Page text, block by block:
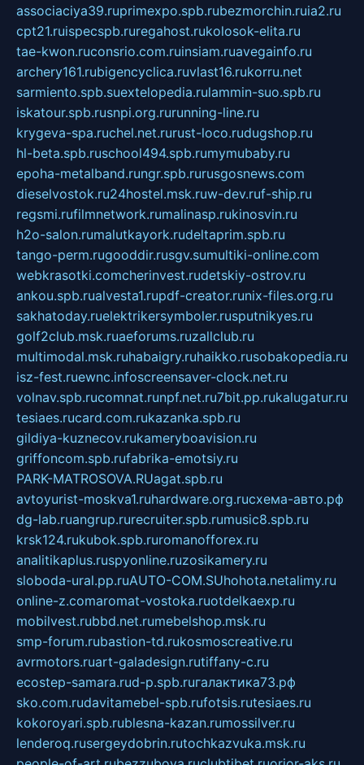
associaciya39.ruprimexpo.spb.rubezmorchin.ruia2.ru
cpt21.ruispecspb.ruregahost.rukolosok-elita.ru
tae-kwon.ruconsrio.com.ruinsiam.ruavegainfo.ru
archery161.rubigencyclica.ruvlast16.rukorru.net
sarmiento.spb.suextelopedia.rulammin-suo.spb.ru
iskatour.spb.rusnpi.org.rurunning-line.ru
krygeva-spa.ruchel.net.rurust-loco.rudugshop.ru
hl-beta.spb.ruschool494.spb.rumymubaby.ru
epoha-metalband.rungr.spb.rurusgosnews.com
dieselvostok.ru24hostel.msk.ruw-dev.ruf-ship.ru
regsmi.rufilmnetwork.rumalinasp.rukinosvin.ru
h2o-salon.rumalutkayork.rudeltaprim.spb.ru
tango-perm.rugooddir.rusgv.sumultiki-online.com
webkrasotki.comcherinvest.rudetskiy-ostrov.ru
ankou.spb.rualvesta1.rupdf-creator.runix-files.org.ru
sakhatoday.ruelektrikersymboler.rusputnikyes.ru
golf2club.msk.ruaeforums.ruzallclub.ru
multimodal.msk.ruhabaigry.ruhaikko.rusobakopedia.ru
isz-fest.ruewnc.infoscreensaver-clock.net.ru
volnav.spb.rucomnat.runpf.net.ru7bit.pp.rukalugatur.ru
tesiaes.rucard.com.rukazanka.spb.ru
gildiya-kuznecov.rukameryboavision.ru
griffoncom.spb.rufabrika-emotsiy.ru
PARK-MATROSOVA.RUagat.spb.ru
avtoyurist-moskva1.ruhardware.org.ruсхема-авто.рф
dg-lab.ruangrup.rurecruiter.spb.rumusic8.spb.ru
krsk124.rukubok.spb.ruromanofforex.ru
analitikaplus.ruspyonline.ruzosikamery.ru
sloboda-ural.pp.ruAUTO-COM.SUhohota.netalimy.ru
online-z.comaromat-vostoka.ruotdelkaexp.ru
mobilvest.rubbd.net.rumebelshop.msk.ru
smp-forum.rubastion-td.rukosmoscreative.ru
avrmotors.ruart-galadesign.rutiffany-c.ru
ecostep-samara.rud-p.spb.ruгалактика73.рф
sko.com.rudavitamebel-spb.rufotsis.rutesiaes.ru
kokoroyari.spb.rublesna-kazan.rumossilver.ru
lenderoq.rusergeydobrin.rutochkazvuka.msk.ru